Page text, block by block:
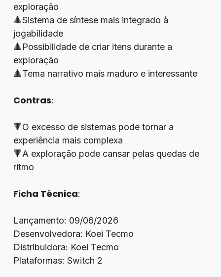
exploração
🔺Sistema de síntese mais integrado à
jogabilidade
🔺Possibilidade de criar itens durante a
exploração
🔺Tema narrativo mais maduro e interessante
Contras:
🔻O excesso de sistemas pode tornar a
experiência mais complexa
🔻A exploração pode cansar pelas quedas de
ritmo
Ficha Técnica:
Lançamento: 09/06/2026
Desenvolvedora: Koei Tecmo
Distribuidora: Koei Tecmo
Plataformas: Switch 2